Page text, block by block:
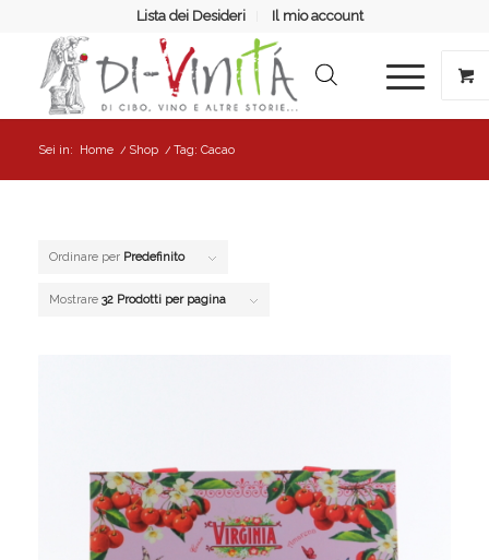
Lista dei Desideri Il mio account
Sei in: Home / Shop / Tag: Cacao
Ordinare per Predefinito
Mostrare 32 Prodotti per pagina